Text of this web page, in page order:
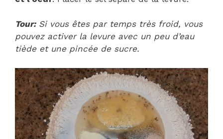
Tour:Si vous êtes par temps très froid, vous
pouvez activer la levure avec un peu d’eau
tiède et une pincée de sucre.